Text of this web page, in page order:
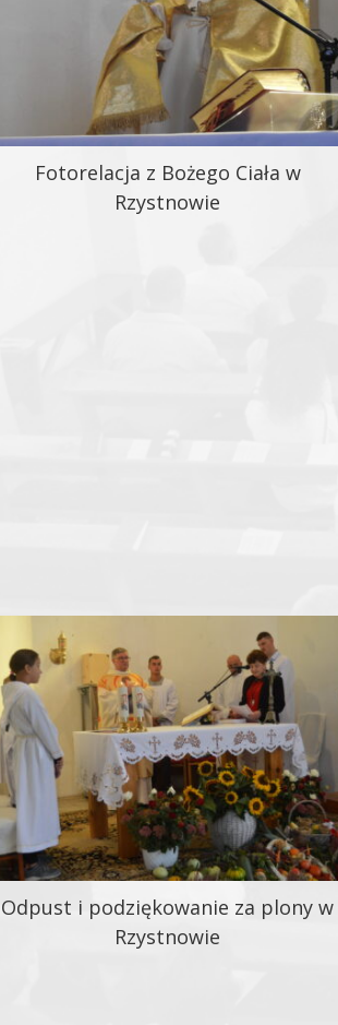
Fotorelacja z Bożego Ciała w
Rzystnowie
Odpust i podziękowanie za plony w
Rzystnowie